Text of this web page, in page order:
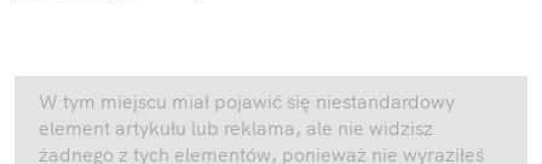
W tym miejscu miał pojawić się niestandardowy
element artykułu lub reklama, ale nie widzisz
żadnego z tych elementów, ponieważ nie wyraziłeś